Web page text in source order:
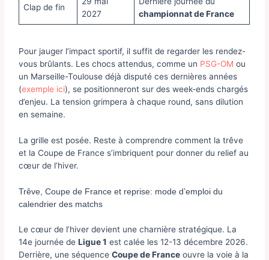
Clap de fin
2027
championnat de France
Pour jauger l’impact sportif, il suffit de regarder les rendez-
vous brûlants. Les chocs attendus, comme un PSG-OM ou
un Marseille-Toulouse déjà disputé ces dernières années
(exemple ici), se positionneront sur des week-ends chargés
d’enjeu. La tension grimpera à chaque round, sans dilution
en semaine.
La grille est posée. Reste à comprendre comment la trêve
et la Coupe de France s’imbriquent pour donner du relief au
cœur de l’hiver.
Trêve, Coupe de France et reprise: mode d’emploi du
calendrier des matchs
Le cœur de l’hiver devient une charnière stratégique. La
14e journée deLigue 1 est calée les 12-13 décembre 2026.
Derrière, une séquenceCoupe de France ouvre la voie à la